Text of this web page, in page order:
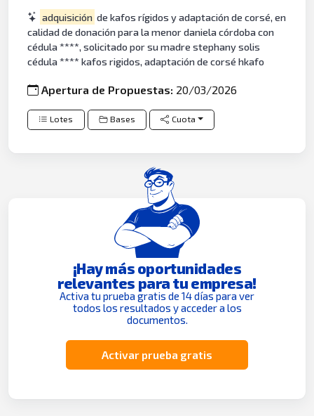
adquisición de kafos rígidos y adaptación de corsé, en
calidad de donación para la menor daniela córdoba con
cédula ****, solicitado por su madre stephany solis
cédula **** kafos rigidos, adaptación de corsé hkafo
Apertura de Propuestas: 20/03/2026
Lotes Bases Cuota
¡Hay más oportunidades
relevantes para tu empresa!
Activa tu prueba gratis de 14 días para ver
todos los resultados y acceder a los
documentos.
Activar prueba gratis